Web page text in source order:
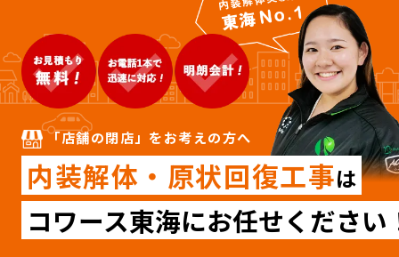
「店舗の閉店」をお考えの方へ
内装解体・原状回復工事は
コワース東海にお任せください